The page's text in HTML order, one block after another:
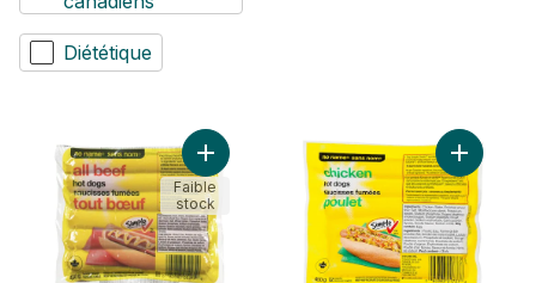
Diététique
Ajouter Saucisses fumées tout bœuf au
Faible
stock
Ajouter